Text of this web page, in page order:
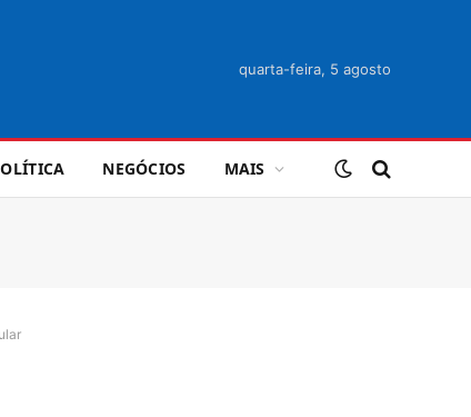
quarta-feira, 5 agosto
NEGÓCIOS MAIS